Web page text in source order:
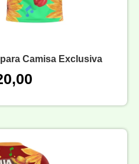
Camisa Exclusiva